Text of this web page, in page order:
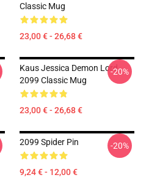
Classic Mug
23,00 € - 26,68 €
Kaus Jessica Demon Lord
2099 Classic Mug
23,00 € - 26,68 €
-20%
2099 Spider Pin
9,24 € - 12,00 €
-20%